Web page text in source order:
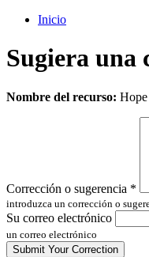
Inicio
Sugiera una
Leave
Nombre del recurso:
Corrección o sugerencia *
introduzca un corrección o
Su correo electrónico
un correo electrónico